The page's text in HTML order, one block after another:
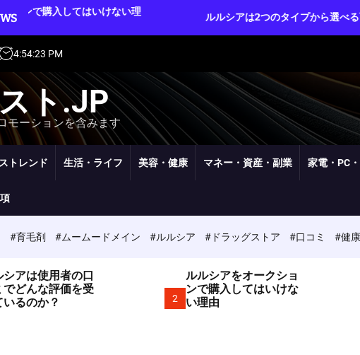
はいけない理
ルルシアは2つのタイプから選べる育毛剤
4:54:24 PM
ト.JP
モーションを含みます
トレンド 生活・ライフ 美容・健康 マネー・資産・副業 家電・PC
#育毛剤 #ムームードメイン #ルルシア #ドラッグストア #口コミ #健康
シアは使用者の口
でどんな評価を受
いるのか？
2
ルルシアをオークショ
ンで購入してはいけな
い理由